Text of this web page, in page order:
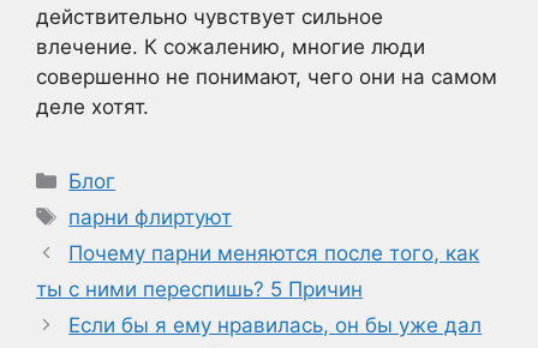
действительно чувствует сильное
влечение. К сожалению, многие люди
совершенно не понимают, чего они на самом
деле хотят.
Рубрики
Блог
Метки
парни флиртуют
Почему парни меняются после того, как
ты с ними переспишь? 5 Причин
Если бы я ему нравилась, он бы уже дал